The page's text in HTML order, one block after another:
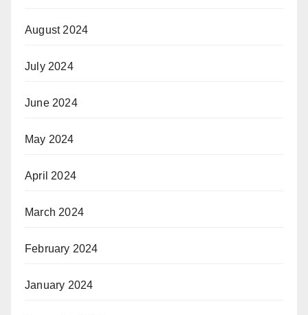
August 2024
July 2024
June 2024
May 2024
April 2024
March 2024
February 2024
January 2024